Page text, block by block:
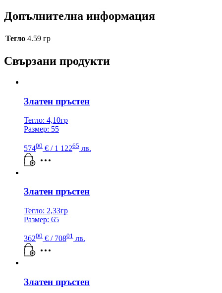
Допълнителна информация
Тегло 4.59 гр
Свързани продукти
Златен пръстен
Тегло: 4,10гр
Размер: 55
57400 € / 1 12265 лв.
Златен пръстен
Тегло: 2,33гр
Размер: 65
36200 € / 70801 лв.
Златен пръстен